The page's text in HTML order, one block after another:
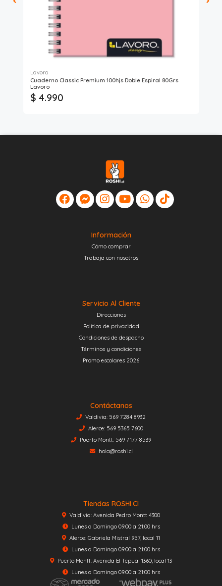
Lavoro
Cuaderno Classic Premium 100hjs Doble Espiral 80Grs
Lavoro
$ 4.990
Información
Cómo comprar
Trabaja con nosotros
Servicio Al Cliente
Direcciones
Política de privacidad
Condiciones de despacho
Términos y condiciones
Promo escolares 2026
Contáctanos
Valdivia: 569 7284 8932
Alerce: 569 5365 7600
Puerto Montt: 569 7177 8539
hola@roshi.cl
Tiendas ROSHI.cl
Valdivia: Avenida Pedro Montt 4300
Lunes a Domingo 09:00 a 21:00 hrs
Alerce: Gabriela Mistral 957, local 11
Lunes a Domingo 09:00 a 21:00 hrs
Puerto Montt: Avenida El Tepual 1360, local 13
Lunes a Domingo 09:00 a 21:00 hrs